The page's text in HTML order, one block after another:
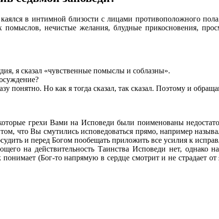
в интимной близости с лицами противоположного
нечистые желания, блудные прикосновения,
я сказал «чувственные помыслы и соблазны».
Но как я тогда сказал, так сказал. Поэтому и
грехи Вами на Исповеди были поименованы
что Вы смутились исповедоваться прямо, например
и перед Богом пообещать приложить все усилия к
на действительность Таинства Исповеди нет, однако
(Бог-то напрямую в сердце смотрит и не страдает